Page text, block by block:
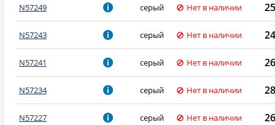
N57249 серый Нет в наличии
N57243 серый Нет в наличии
N57241 серый Нет в наличии
N57234 серый Нет в наличии
N57227 серый Нет в наличии